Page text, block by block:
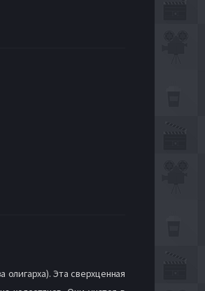
Эта сверхценная